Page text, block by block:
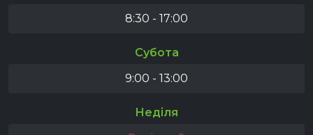
8:30 - 17:00
Субота
9:00 - 13:00
Неділя